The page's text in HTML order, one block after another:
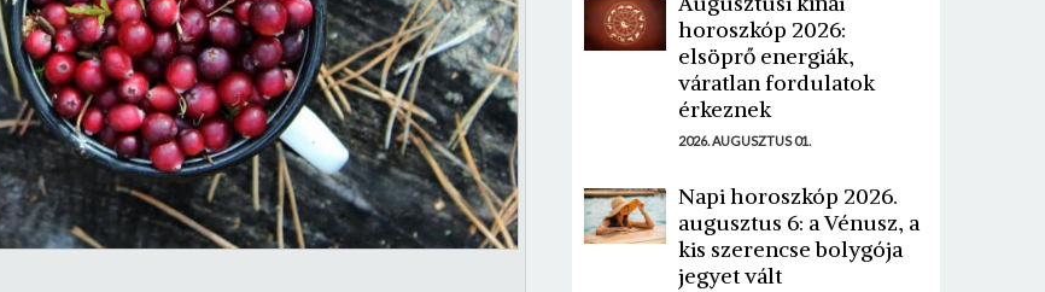
horoszkóp 2026:
elsöprő energiák,
váratlan fordulatok
érkeznek
2026. AUGUSZTUS 01.
Napi horoszkóp 2026.
augusztus 6: a Vénusz, a
kis szerencse bolygója
jegyet vált